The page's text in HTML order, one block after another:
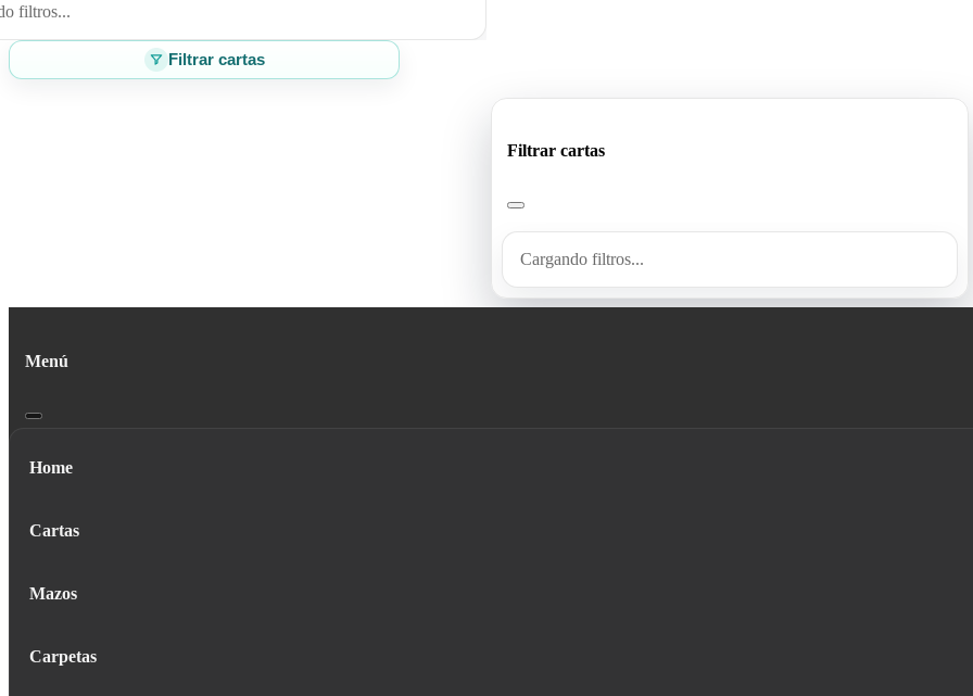
filtros...
Filtrar cartas
Filtrar cartas
Cargando filtros...
Menú
Home
Cartas
Mazos
Carpetas